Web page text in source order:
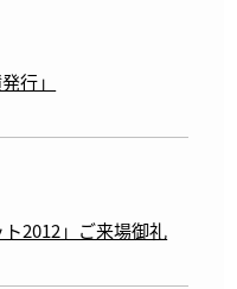
行」
ト2012」ご来場御礼